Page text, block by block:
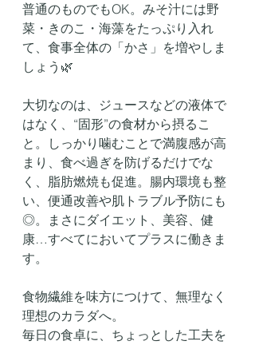
普通のものでもOK。みそ汁には野
菜・きのこ・海藻をたっぷり入れ
て、食事全体の「かさ」を増やしま
しょう🌿
大切なのは、ジュースなどの液体で
はなく、“固形”の食材から摂るこ
と。しっかり噛むことで満腹感が高
まり、食べ過ぎを防げるだけでな
く、脂肪燃焼も促進。腸内環境も整
い、便通改善や肌トラブル予防にも
◎。まさにダイエット、美容、健
康…すべてにおいてプラスに働きま
す。
食物繊維を味方につけて、無理なく
理想のカラダへ。
毎日の食卓に、ちょっとした工夫を